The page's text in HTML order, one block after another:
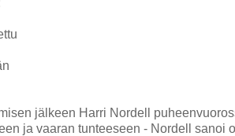
jälkeen Harri Nordell
ja vaaran tunteeseen - Nordell